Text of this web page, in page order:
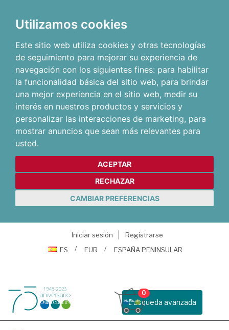
Utilizamos cookies
Este sitio web utiliza cookies y otras tecnologías
de seguimiento para mejorar su experiencia de
navegación con los siguientes fines: para habilitar
la funcionalidad básica del sitio web, para brindar
una mejor experiencia en el sitio web, medir su
interés en nuestros productos y servicios y
personalizar las interacciones de marketing, para
mostrar anuncios que sean más relevantes para
usted.
ACEPTAR
RECHAZAR
CAMBIAR PREFERENCIAS
Iniciar sesión
Registrarse
ES
EUR ESPAÑA PENINSULAR
Busqueda avanzada
0